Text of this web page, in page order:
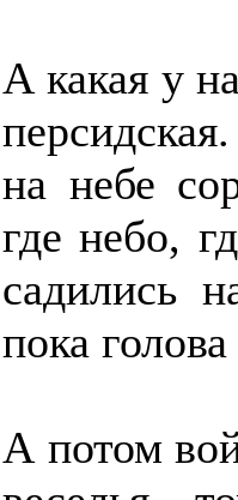
А какая у
на небе
где небо,
садились
пока
А потом